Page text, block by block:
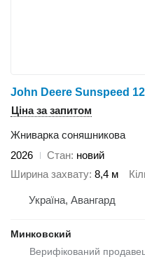
John Deere Sunspeed
Ціна за запитом
Жниварка соняшникова
2026
Стан новий
Ширина захвату 8,4 м
Україна, Авангард
Минковский